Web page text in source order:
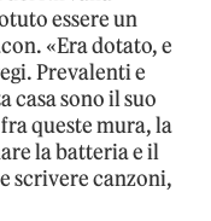
essere un
«Era dotato, e
Prevalenti e
casa sono il suo
queste mura, la
la batteria e il
scrivere canzoni,